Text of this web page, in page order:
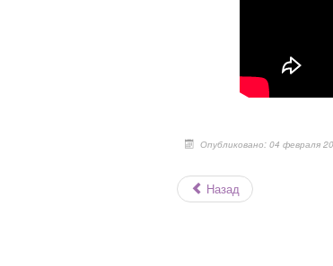
Опубликовано: 04 февраля
Назад